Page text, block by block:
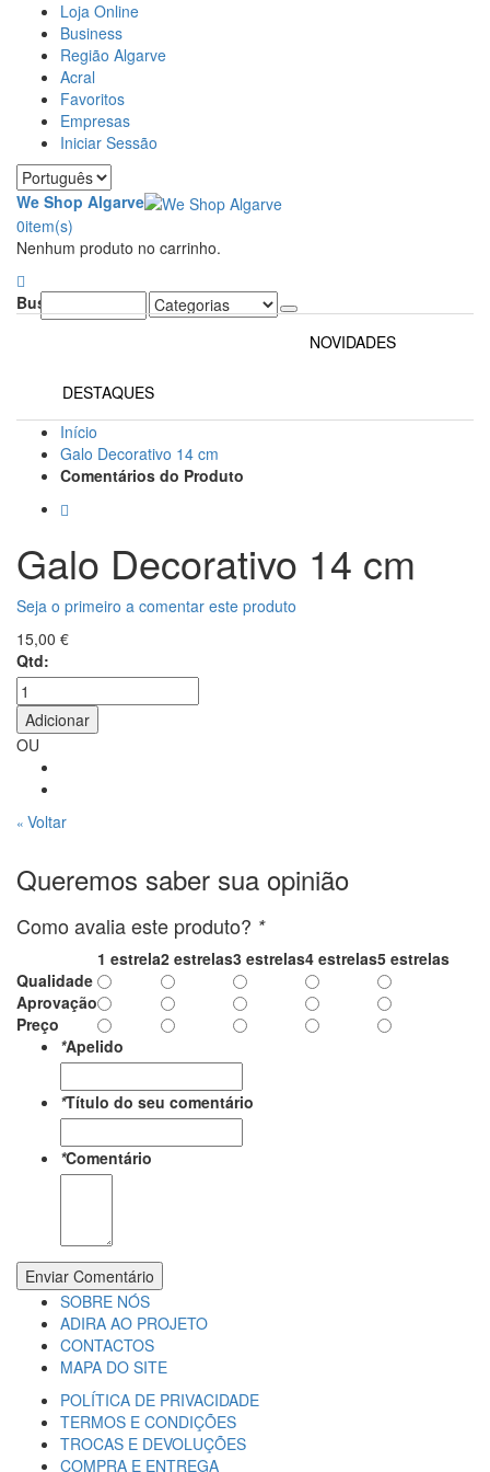
Loja Online
Business
Região Algarve
Acral
Favoritos
Empresas
Iniciar Sessão
We Shop Algarve
0item(s)
Nenhum produto no carrinho.
Buscar:
NOVIDADES
DESTAQUES
Início
Galo Decorativo 14 cm
Comentários do Produto
Galo Decorativo 14 cm
Seja o primeiro a comentar este produto
15,00 €
Qtd:
Adicionar
OU
« Voltar
Queremos saber sua opinião
Como avalia este produto? *
1 estrela2 estrelas3 estrelas4 estrelas5 estrelas
Qualidade
Aprovação
Preço
*Apelido
*Título do seu comentário
*Comentário
Enviar Comentário
SOBRE NÓS
ADIRA AO PROJETO
CONTACTOS
MAPA DO SITE
POLÍTICA DE PRIVACIDADE
TERMOS E CONDIÇÕES
TROCAS E DEVOLUÇÕES
COMPRA E ENTREGA